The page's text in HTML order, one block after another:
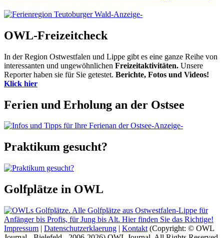
-Anzeige-
OWL-Freizeitcheck
In der Region Ostwestfalen und Lippe gibt es eine ganze Reihe von
interessanten und ungewöhnlichen Freizeitaktivitäten. Unsere
Reporter haben sie für Sie getestet. Berichte, Fotos und Videos!
Klick hier
Ferien und Erholung an der Ostsee
-Anzeige-
Praktikum gesucht?
Golfplätze in OWL
Impressum | Datenschutzerklaerung | Kontakt (Copyright: © OWL